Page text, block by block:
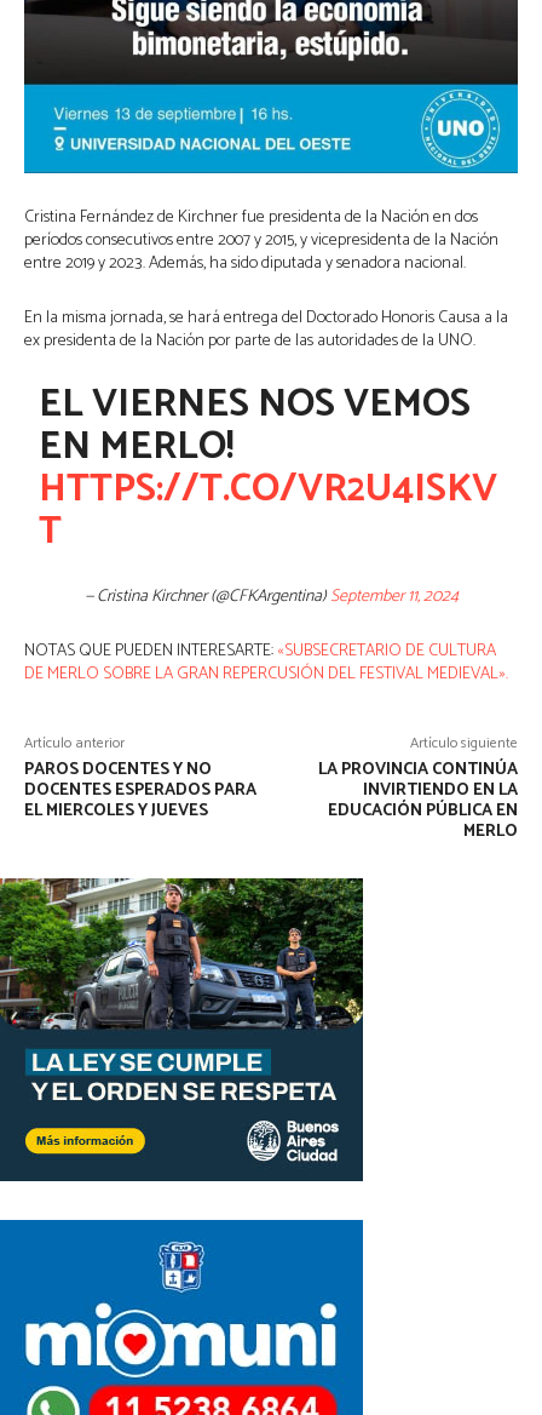
Cristina Fernández de Kirchner fue presidenta de la Nación en dos
períodos consecutivos entre 2007 y 2015, y vicepresidenta de la Nación
entre 2019 y 2023. Además, ha sido diputada y senadora nacional.
En la misma jornada, se hará entrega del Doctorado Honoris Causa a la
ex presidenta de la Nación por parte de las autoridades de la UNO.
EL VIERNES NOS VEMOS
EN MERLO!
HTTPS://T.CO/VR2U4ISKV
T
— Cristina Kirchner (@CFKArgentina)September 11, 2024
NOTAS QUE PUEDEN INTERESARTE:«SUBSECRETARIO DE CULTURA
DE MERLO SOBRE LA GRAN REPERCUSIÓN DEL FESTIVAL MEDIEVAL».
Artículo anterior
PAROS DOCENTES Y NO
DOCENTES ESPERADOS PARA
EL MIERCOLES Y JUEVES
Artículo siguiente
LA PROVINCIA CONTINÚA
INVIRTIENDO EN LA
EDUCACIÓN PÚBLICA EN
MERLO